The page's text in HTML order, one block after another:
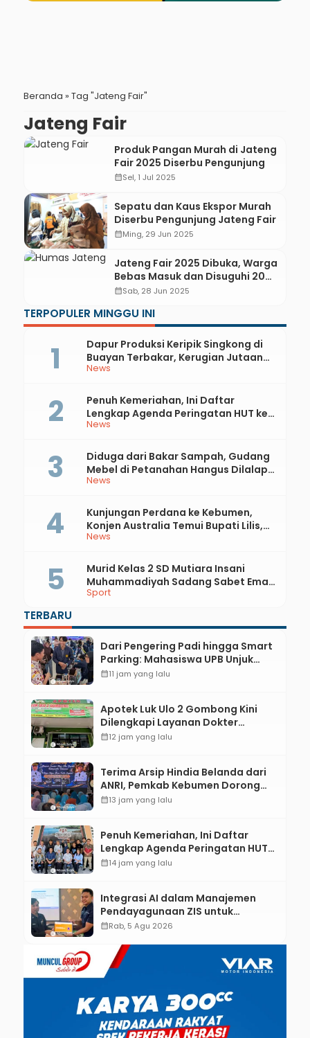
Beranda » Tag "Jateng Fair"
Jateng Fair
Produk Pangan Murah di Jateng
Fair 2025 Diserbu Pengunjung
calendar_monthSel, 1 Jul 2025
Sepatu dan Kaus Ekspor Murah
Diserbu Pengunjung Jateng Fair
calendar_monthMing, 29 Jun 2025
Jateng Fair 2025 Dibuka, Warga
Bebas Masuk dan Disuguhi 20
Artis
calendar_monthSab, 28 Jun 2025
TERPOPULER MINGGU INI
News
Dapur Produksi Keripik Singkong di
Buayan Terbakar, Kerugian Jutaan
Rupiah
News
Penuh Kemeriahan, Ini Daftar
Lengkap Agenda Peringatan HUT ke-
81 RI dan Hari Jadi ke-397 Kabupaten
News
Diduga dari Bakar Sampah, Gudang
Mebel di Petanahan Hangus Dilalap
Api
News
Kunjungan Perdana ke Kebumen,
Konjen Australia Temui Bupati Lilis,
Ini yang Dibahas
Sport
Murid Kelas 2 SD Mutiara Insani
Muhammadiyah Sadang Sabet Emas
dan Perak di Kejurda Tapak Suci
TERBARU
Dari Pengering Padi hingga Smart
Parking: Mahasiswa UPB Unjuk
Gigi Lewat Pameran CODEX 2
calendar_month11 jam yang lalu
Apotek Luk Ulo 2 Gombong Kini
Dilengkapi Layanan Dokter
Spesialis Anak
calendar_month12 jam yang lalu
Terima Arsip Hindia Belanda dari
ANRI, Pemkab Kebumen Dorong
Integrasi Sejarah, Geopark, dan
calendar_month13 jam yang lalu
Penuh Kemeriahan, Ini Daftar
Lengkap Agenda Peringatan HUT
ke-81 RI dan Hari Jadi ke-397
calendar_month14 jam yang lalu
Integrasi AI dalam Manajemen
Pendayagunaan ZIS untuk
Mendukung Realisasi IKAL
calendar_monthRab, 5 Agu 2026